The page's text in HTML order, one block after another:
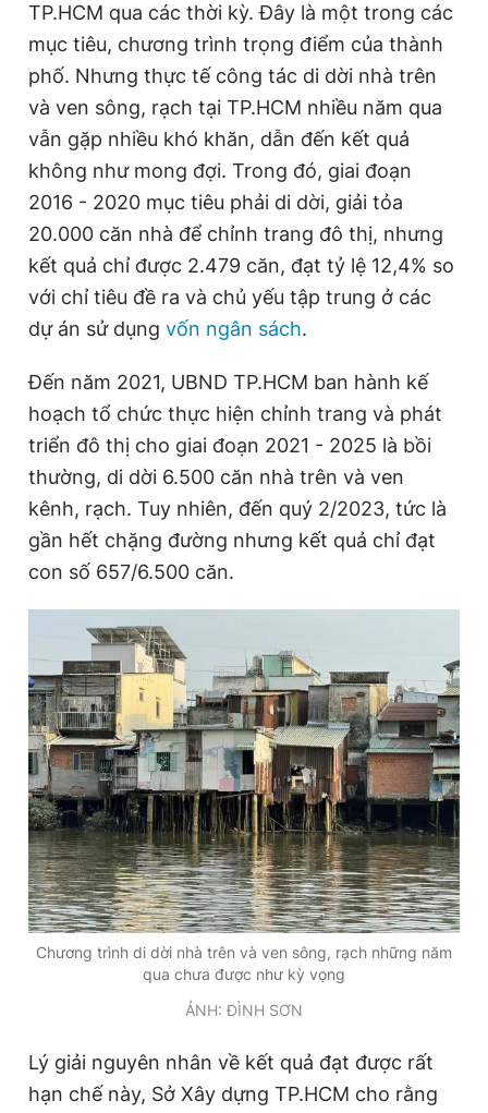
Quảng cáo RSS Tòa soạn Chính sách bảo
Tổng biên tập: Nguyễn Ngọc Toàn
Phó tổng biên tập thường trực: Hải Thành
Phó tổng biên tập: Lâm Hiếu Dũng
Phó tổng biên tập: Trần Việt Hưng
Tổng thư ký tòa soạn: Đức Trung
Giấy phép xuất bản số 110/GP - BTTTT cấp ngày 24.3.2020
© 2003-2026 Bản quyền thuộc về Báo Thanh Niên. Cấm sao
chép dưới mọi hình thức nếu không có sự chấp thuận bằng văn
bản. Phát triển bởi ePi Technologies, JSC.
TP.HCM qua các thời kỳ. Đây là một trong các
mục tiêu, chương trình trọng điểm của thành
phố. Nhưng thực tế công tác di dời nhà trên
và ven sông, rạch tại TP.HCM nhiều năm qua
vẫn gặp nhiều khó khăn, dẫn đến kết quả
không như mong đợi. Trong đó, giai đoạn
2016 - 2020 mục tiêu phải di dời, giải tỏa
20.000 căn nhà để chỉnh trang đô thị, nhưng
kết quả chỉ được 2.479 căn, đạt tỷ lệ 12,4% so
với chỉ tiêu đề ra và chủ yếu tập trung ở các
dự án sử dụng vốn ngân sách.
Đến năm 2021, UBND TP.HCM ban hành kế
hoạch tổ chức thực hiện chỉnh trang và phát
triển đô thị cho giai đoạn 2021 - 2025 là bồi
thường, di dời 6.500 căn nhà trên và ven
kênh, rạch. Tuy nhiên, đến quý 2/2023, tức là
gần hết chặng đường nhưng kết quả chỉ đạt
con số 657/6.500 căn.
Chương trình di dời nhà trên và ven sông, rạch những năm
qua chưa được như kỳ vọng
ẢNH: ĐÌNH SƠN
Lý giải nguyên nhân về kết quả đạt được rất
hạn chế này, Sở Xây dựng TP.HCM cho rằng